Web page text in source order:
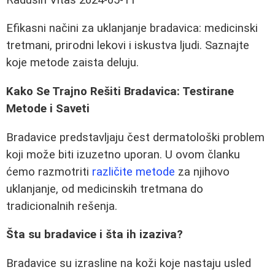
Efikasni načini za uklanjanje bradavica: medicinski
tretmani, prirodni lekovi i iskustva ljudi. Saznajte
koje metode zaista deluju.
Kako Se Trajno Rešiti Bradavica: Testirane
Metode i Saveti
Bradavice predstavljaju čest dermatološki problem
koji može biti izuzetno uporan. U ovom članku
ćemo razmotriti različite metode za njihovo
uklanjanje, od medicinskih tretmana do
tradicionalnih rešenja.
Šta su bradavice i šta ih izaziva?
Bradavice su izrasline na koži koje nastaju usled